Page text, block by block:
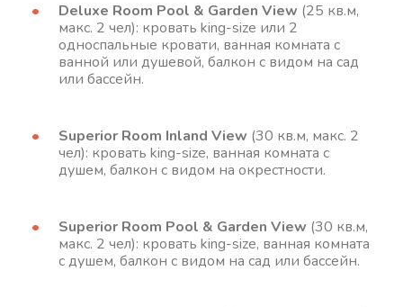
Deluxe Room Pool & Garden View (25 кв.м,
макс. 2 чел): кровать king-size или 2
односпальные кровати, ванная комната с
ванной или душевой, балкон с видом на сад
или бассейн.
Superior Room Inland View (30 кв.м, макс. 2
чел): кровать king-size, ванная комната с
душем, балкон с видом на окрестности.
Superior Room Pool & Garden View (30 кв.м,
макс. 2 чел): кровать king-size, ванная комната
с душем, балкон с видом на сад или бассейн.